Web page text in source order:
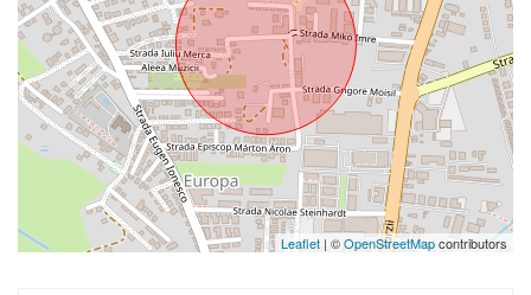
Leaflet | ©OpenStreetMapcontributors